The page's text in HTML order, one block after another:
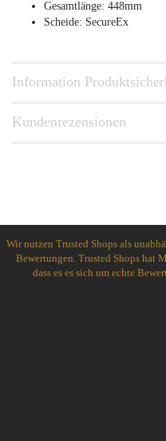
Gesamtlänge: 448mm
Scheide: SecureEx
Information
Kundenrezensionen
Wir nutzen Trusted Shops als
Bewertungen. Trusted Shops hat
dass es es sich um echte